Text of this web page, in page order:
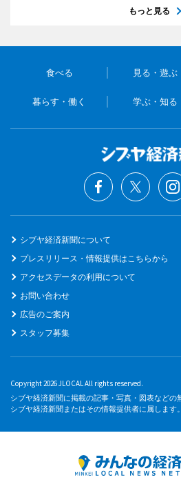
もっと見る
食べる 見る・遊ぶ
暮らす・働く 学ぶ・知る
シブヤ経済新聞について
プレスリリース・情報提供はこちらから
アクセスデータの利用について
お問い合わせ
広告のご案内
スタッフ募集
Copyright 2026 JLOCAL All rights reserved.
シブヤ経済新聞に掲載の記事・写真・図表などの
シブヤ経済新聞またはその情報提供者に属します。